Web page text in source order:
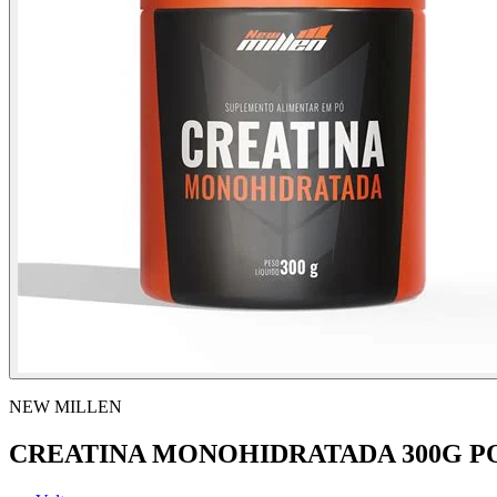
NEW MILLEN
CREATINA MONOHIDRATADA 300G